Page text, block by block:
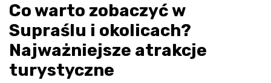
Co warto zobaczyć w
Supraślu i okolicach?
Najważniejsze atrakcje
turystyczne